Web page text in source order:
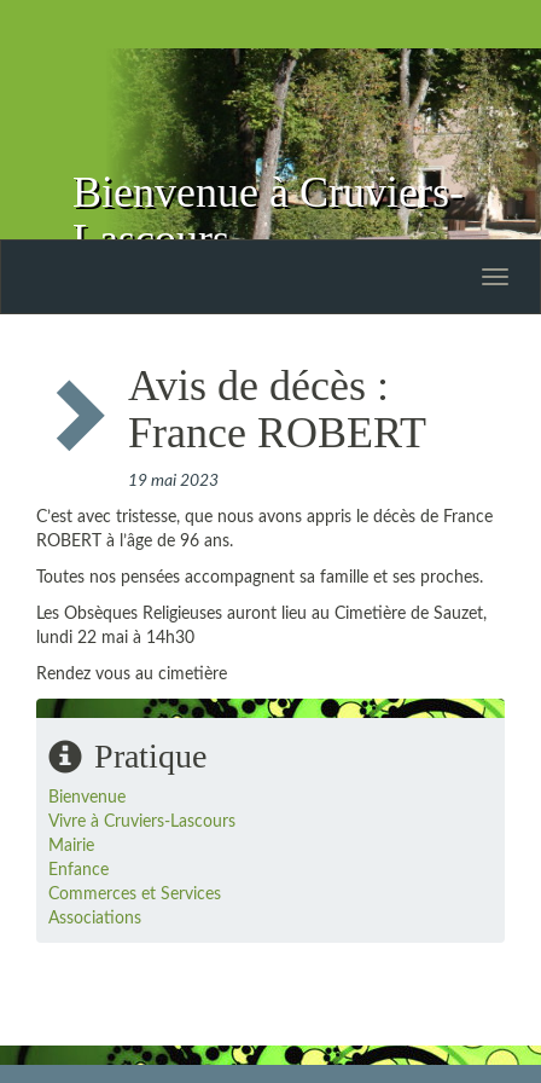
Bienvenue à Cruviers-
Lascours
Toggle
Avis de décès :
France ROBERT
19 mai 2023
C’est avec tristesse, que nous avons appris le décès de France
ROBERT à l’âge de 96 ans.
Toutes nos pensées accompagnent sa famille et ses proches.
Les Obsèques Religieuses auront lieu au Cimetière de Sauzet,
lundi 22 mai à 14h30
Rendez vous au cimetière
Pratique
Bienvenue
Vivre à Cruviers-Lascours
Mairie
Enfance
Commerces et Services
Associations